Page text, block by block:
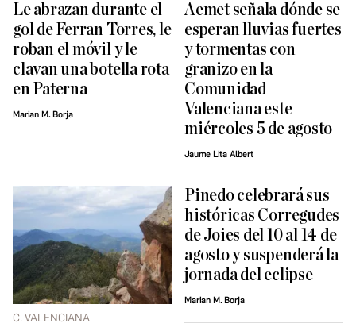
Le abrazan durante el
gol de Ferran Torres, le
roban el móvil y le
clavan una botella rota
en Paterna
Marian M. Borja
Aemet señala dónde se
esperan lluvias fuertes
y tormentas con
granizo en la
Comunidad
Valenciana este
miércoles 5 de agosto
Jaume Lita Albert
C. VALENCIANA
Pinedo celebrará sus
históricas Corregudes
de Joies del 10 al 14 de
agosto y suspenderá la
jornada del eclipse
Marian M. Borja